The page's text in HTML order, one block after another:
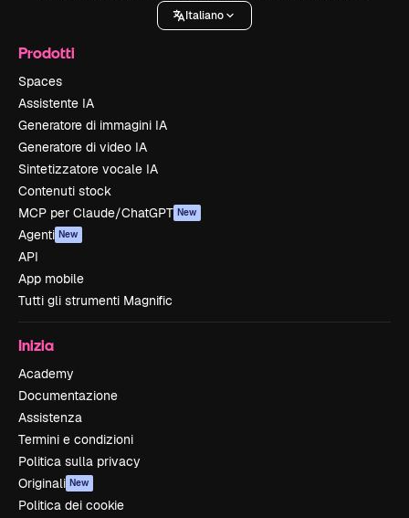
Italiano
Prodotti
Spaces
Assistente IA
Generatore di immagini IA
Generatore di video IA
Sintetizzatore vocale IA
Contenuti stock
MCP per Claude/ChatGPT New
Agenti New
API
App mobile
Tutti gli strumenti Magnific
Inizia
Academy
Documentazione
Assistenza
Termini e condizioni
Politica sulla privacy
Originali New
Politica dei cookie